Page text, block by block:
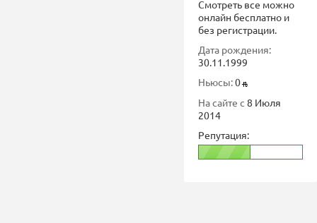
Смотреть все можно
онлайн бесплатно и
без регистрации.
Дата рождения:
30.11.1999
Ньюсы:0
На сайте с 8 Июля
2014
Репутация: